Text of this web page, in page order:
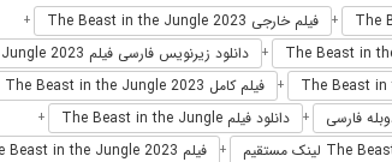
+ فیلم خارجی The Beast in the Jungle 2023 +
+ دانلود زیرنویس فارسی فیلم The Beast in the Jungle 2023
+ فیلم کامل The Beast in the Jungle 2023
+ دانلود فیلم The Beast in the Jungle +
+ فیلم The Beast in the Jungle 2023